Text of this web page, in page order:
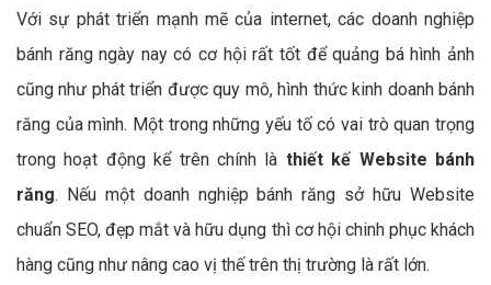
Với sự phát triển mạnh mẽ của internet, các doanh nghiệp
bánh răng ngày nay có cơ hội rất tốt để quảng bá hình ảnh
cũng như phát triển được quy mô, hình thức kinh doanh bánh
răng của mình. Một trong những yếu tố có vai trò quan trọng
trong hoạt động kể trên chính là thiết kế Website bánh
răng. Nếu một doanh nghiệp bánh răng sở hữu Website
chuẩn SEO, đẹp mắt và hữu dụng thì cơ hội chinh phục khách
hàng cũng như nâng cao vị thế trên thị trường là rất lớn.